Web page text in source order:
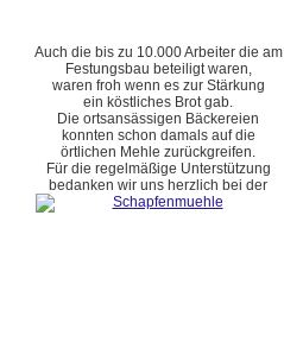
Auch die bis zu 10.000 Arbeiter die am
Festungsbau beteiligt waren,
waren froh wenn es zur Stärkung
ein köstliches Brot gab.
Die ortsansässigen Bäckereien
konnten schon damals auf die
örtlichen Mehle zurückgreifen.
Für die regelmäßige Unterstützung
bedanken wir uns herzlich bei der